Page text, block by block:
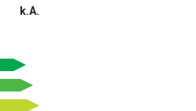
k.A.